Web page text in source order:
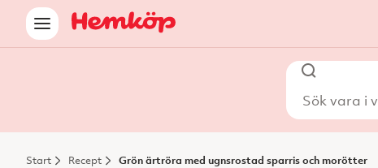
Start Recept Grön ärtröra med ugnsrostad sparris och morötter